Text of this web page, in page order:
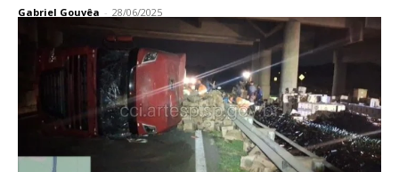
Gabriel Gouvêa - 28/06/2025